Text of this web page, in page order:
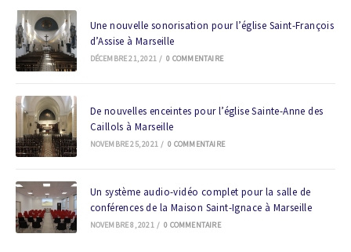
Une nouvelle sonorisation pour l’église Saint-François
d’Assise à Marseille
DÉCEMBRE 21, 2021 / 0 COMMENTAIRE
De nouvelles enceintes pour l’église Sainte-Anne des
Caillols à Marseille
NOVEMBRE 25, 2021 / 0 COMMENTAIRE
Un système audio-vidéo complet pour la salle de
conférences de la Maison Saint-Ignace à Marseille
NOVEMBRE 8, 2021 / 0 COMMENTAIRE